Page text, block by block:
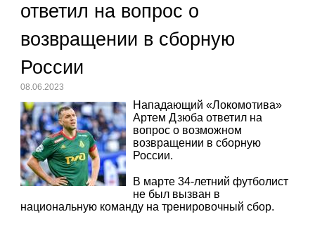
ответил на вопрос о
возвращении в сборную
России
08.06.2023
Нападающий «Локомотива»
Артем Дзюба ответил на
вопрос о возможном
возвращении в сборную
России.
В марте 34-летний футболист
не был вызван в
национальную команду на тренировочный сбор.